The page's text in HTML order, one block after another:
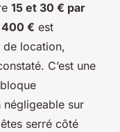
15 et 30 € par
400 € est
de location,
C’est une
négligeable sur
serré côté